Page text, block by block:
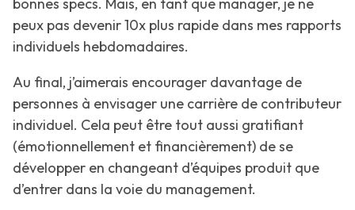
peux pas devenir 10x plus rapide dans mes rapports
individuels hebdomadaires.
Au final, j’aimerais encourager davantage de
personnes à envisager une carrière de contributeur
individuel. Cela peut être tout aussi gratifiant
(émotionnellement et financièrement) de se
développer en changeant d’équipes produit que
d’entrer dans la voie du management.